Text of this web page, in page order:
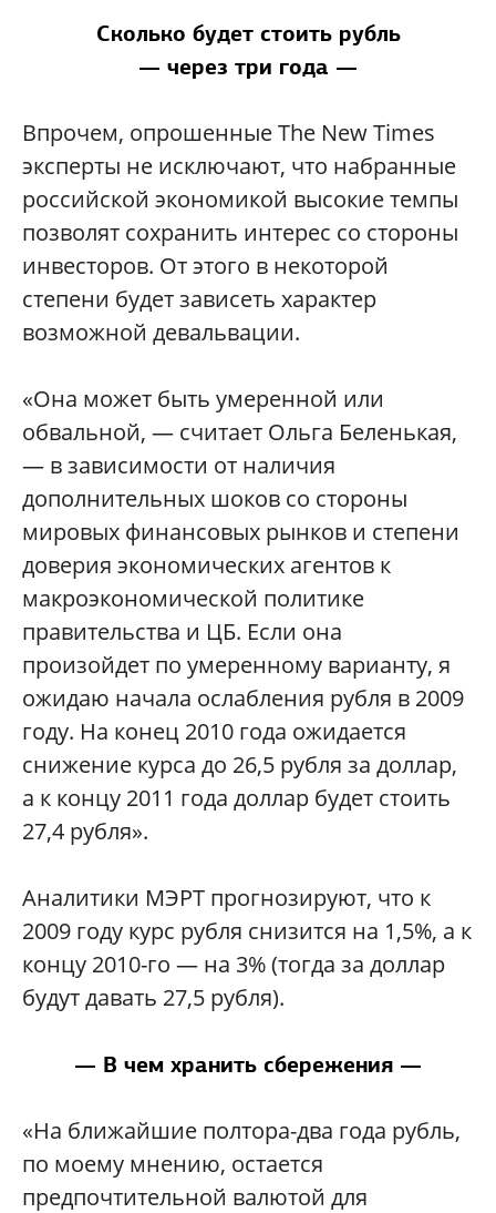
Сколько будет стоить рубль
— через три года —
Впрочем, опрошенные The New Times
эксперты не исключают, что набранные
российской экономикой высокие темпы
позволят сохранить интерес со стороны
инвесторов. От этого в некоторой
степени будет зависеть характер
возможной девальвации.
«Она может быть умеренной или
обвальной, — считает Ольга Беленькая,
— в зависимости от наличия
дополнительных шоков со стороны
мировых финансовых рынков и степени
доверия экономических агентов к
макроэкономической политике
правительства и ЦБ. Если она
произойдет по умеренному варианту, я
ожидаю начала ослабления рубля в 2009
году. На конец 2010 года ожидается
снижение курса до 26,5 рубля за доллар,
а к концу 2011 года доллар будет стоить
27,4 рубля».
Аналитики МЭРТ прогнозируют, что к
2009 году курс рубля снизится на 1,5%, а к
концу 2010-го — на 3% (тогда за доллар
будут давать 27,5 рубля).
— В чем хранить сбережения —
«На ближайшие полтора-два года рубль,
по моему мнению, остается
предпочтительной валютой для